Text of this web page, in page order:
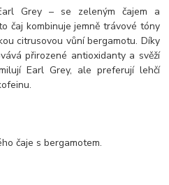
Grey – se zeleným čajem a
čaj kombinuje jemně trávové tóny
citrusovou vůní bergamotu. Díky
přirozené antioxidanty a svěží
Earl Grey, ale preferují lehčí
čaje s bergamotem.